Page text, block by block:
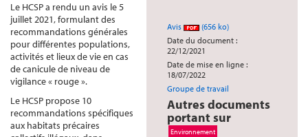
Avis
(656 ko)
Date du document :
22/12/2021
Date de mise en ligne :
18/07/2022
Groupe de travail
Autres documents
portant sur
Environnement
Le HCSP a rendu un avis le 5
juillet 2021, formulant des
recommandations générales
pour différentes populations,
activités et lieux de vie en cas
de canicule de niveau de
vigilance « rouge ».
Le HCSP propose 10
recommandations spécifiques
aux habitats précaires